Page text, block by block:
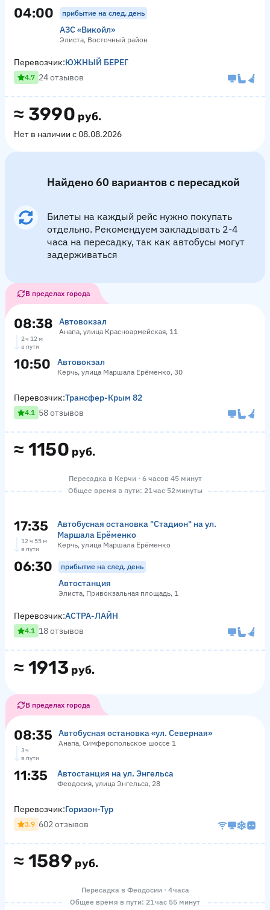
04:00 прибытие на след. день
АЗС «Викойл»
Элиста, Восточный район
≈ 3990 руб.
Нет в наличии с 08.08.2026
Перевозчик:ЮЖНЫЙ БЕРЕГ
4.7 24 отзывов
Найдено 60 вариантов с пересадкой
Билеты на каждый рейс нужно покупать
отдельно. Рекомендуем закладывать 2-4
часа на пересадку, так как автобусы могут
задерживаться
В пределах города
08:38 Автовокзал
Анапа, улица Красноармейская, 11
2 ч 12 м
в пути
10:50 Автовокзал
Керчь, улица Маршала Ерёменко, 30
≈ 1150 руб.
Перевозчик:Трансфер-Крым 82
4.1 58 отзывов
Пересадка в Керчи · 6 часов 45 минут
Общее время в пути: 21 час 52 минуты
17:35
Автобусная остановка "Стадион" на ул.
Маршала Ерёменко
Керчь, улица Маршала Ерёменко
12 ч 55 м
в пути
06:30 прибытие на след. день
Автостанция
Элиста, Привокзальная площадь, 1
≈ 1913 руб.
Перевозчик:АСТРА-ЛАЙН
4.1 18 отзывов
В пределах города
08:35 Автобусная остановка «ул. Северная»
Анапа, Симферопольское шоссе 1
3 ч
в пути
11:35 Автостанция на ул. Энгельса
Феодосия, улица Энгельса, 28
≈ 1589 руб.
Перевозчик:Горизон-Тур
3.9 602 отзывов
Пересадка в Феодосии · 4 часа
Общее время в пути: 21 час 55 минут